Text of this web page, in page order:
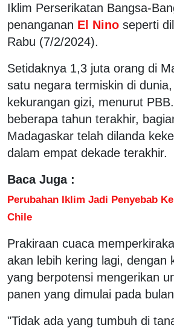
Iklim Perserikatan Bangsa-
penanganan El Nino seperti
Rabu (7/2/2024).
Setidaknya 1,3 juta orang di
satu negara termiskin di
kekurangan gizi, menurut
beberapa tahun terakhir,
Madagaskar telah dilanda
dalam empat dekade terakhir.
Baca Juga :
Perubahan Iklim Jadi Penyebab
Chile
Prakiraan cuaca
akan lebih kering lagi, dengan
yang berpotensi mengerikan
panen yang dimulai pada
"Tidak ada yang tumbuh di